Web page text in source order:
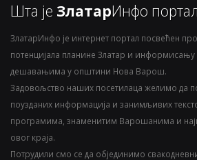
Шта је ЗлатарИнфо портал
ЗлатарИнфо је интернет портал посвећен
потенцијала планине Златар и информисању
дешавањима у општини Нова Варош.
Задовољство наших посетилаца желимо да
поузданих информација и занимљивих
програмима, знаменитим Варошанима и
овог краја.
Потрудили смо се да објединимо